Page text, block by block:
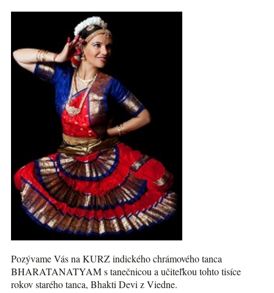
Pozývame Vás na KURZ indického chrámového tanca
BHARATANATYAM s tanečnicou a učiteľkou tohto tisíce
rokov starého tanca, Bhakti Devi z Viedne.